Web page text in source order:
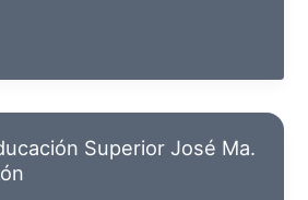
Superior José Ma.